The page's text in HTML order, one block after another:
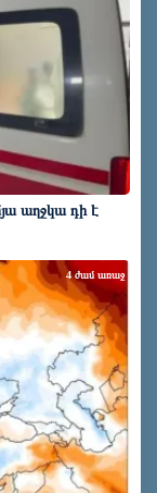
աղջկա դի է
4 ժամ առաջ